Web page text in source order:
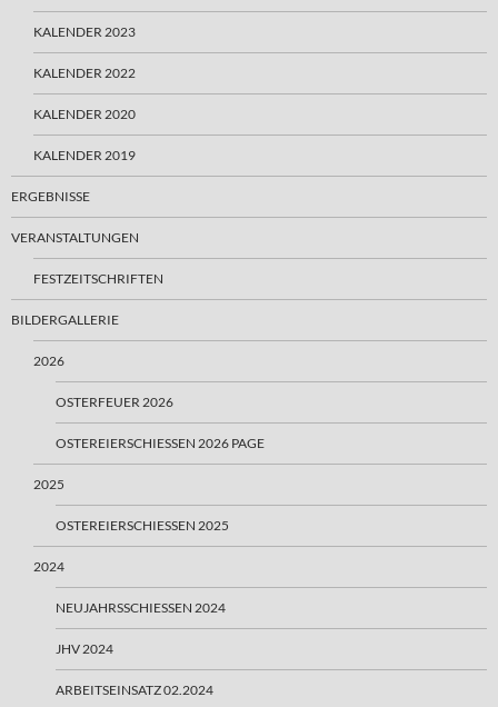
KALENDER 2023
KALENDER 2022
KALENDER 2020
KALENDER 2019
ERGEBNISSE
VERANSTALTUNGEN
FESTZEITSCHRIFTEN
BILDERGALLERIE
2026
OSTERFEUER 2026
OSTEREIERSCHIESSEN 2026 PAGE
2025
OSTEREIERSCHIESSEN 2025
2024
NEUJAHRSSCHIESSEN 2024
JHV 2024
ARBEITSEINSATZ 02.2024